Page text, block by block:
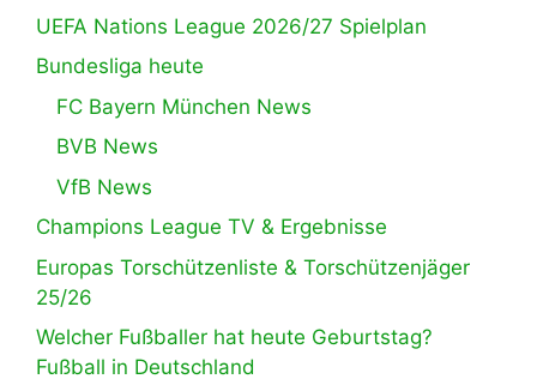
UEFA Nations League 2026/27 Spielplan
Bundesliga heute
FC Bayern München News
BVB News
VfB News
Champions League TV & Ergebnisse
Europas Torschützenliste & Torschützenjäger
25/26
Welcher Fußballer hat heute Geburtstag?
Fußball in Deutschland